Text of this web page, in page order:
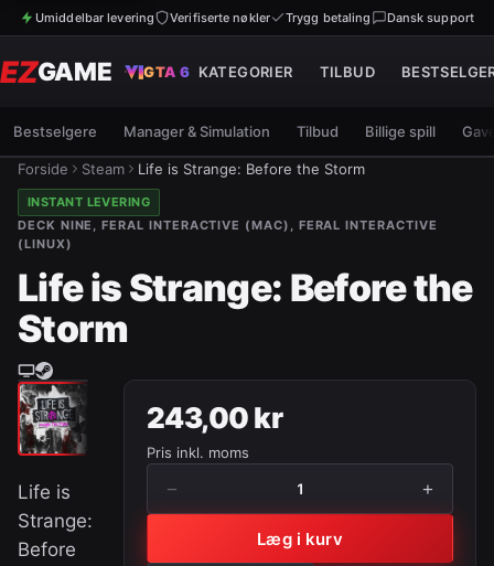
Umiddelbar levering Verifiserte nøkler Trygg betaling Dansk support
EZGAME GTA 6 KATEGORIER TILBUD
Bestselgere Manager & Simulation Tilbud Billige spill
Forside Steam Life is Strange: Before the Storm
INSTANT LEVERING
DECK NINE, FERAL INTERACTIVE (MAC), FERAL INTERACTIVE
(LINUX)
Life is Strange: Before the
Storm
Life is
Strange:
Before
243,00 kr
Pris inkl. moms
− 1 +
Læg i kurv